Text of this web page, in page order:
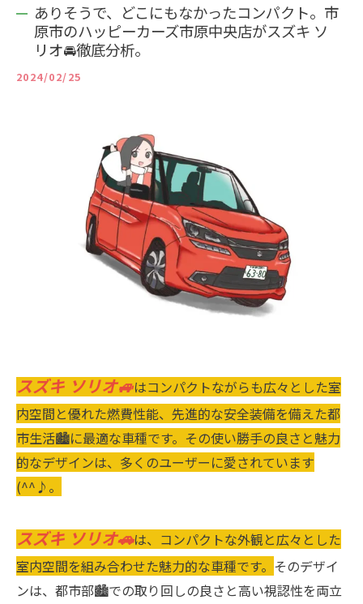
ありそうで、どこにもなかったコンパクト。市
原市のハッピーカーズ市原中央店がスズキ ソ
リオ🚘徹底分析。
2024/02/25
スズキ ソリオ🚙はコンパクトながらも広々とした室
内空間と優れた燃費性能、先進的な安全装備を備えた都
市生活🏙に最適な車種です。その使い勝手の良さと魅力
的なデザインは、多くのユーザーに愛されています
(^^♪。
スズキ ソリオ🚗は、コンパクトな外観と広々とした
室内空間を組み合わせた魅力的な車種です。 そのデザイ
ンは、都市部🏙での取り回しの良さと高い視認性を両立